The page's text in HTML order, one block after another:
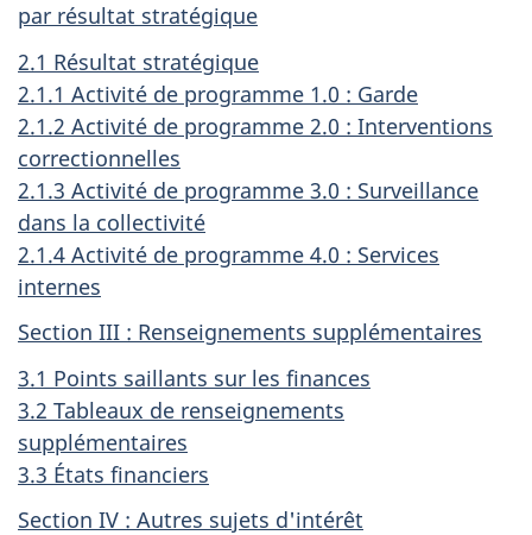
par résultat stratégique
2.1 Résultat stratégique
2.1.1 Activité de programme 1.0 : Garde
2.1.2 Activité de programme 2.0 : Interventions
correctionnelles
2.1.3 Activité de programme 3.0 : Surveillance
dans la collectivité
2.1.4 Activité de programme 4.0 : Services
internes
Section III : Renseignements supplémentaires
3.1 Points saillants sur les finances
3.2 Tableaux de renseignements
supplémentaires
3.3 États financiers
Section IV : Autres sujets d'intérêt